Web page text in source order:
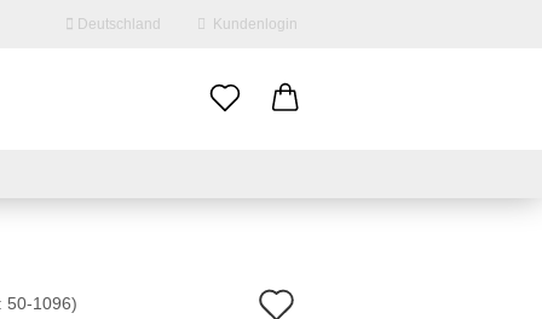
Deutschland Kundenlogin
50-1096)